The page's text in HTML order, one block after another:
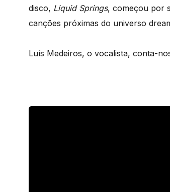
disco, Liquid Springs, começou por
canções próximas do universo
Luís Medeiros, o vocalista, conta-